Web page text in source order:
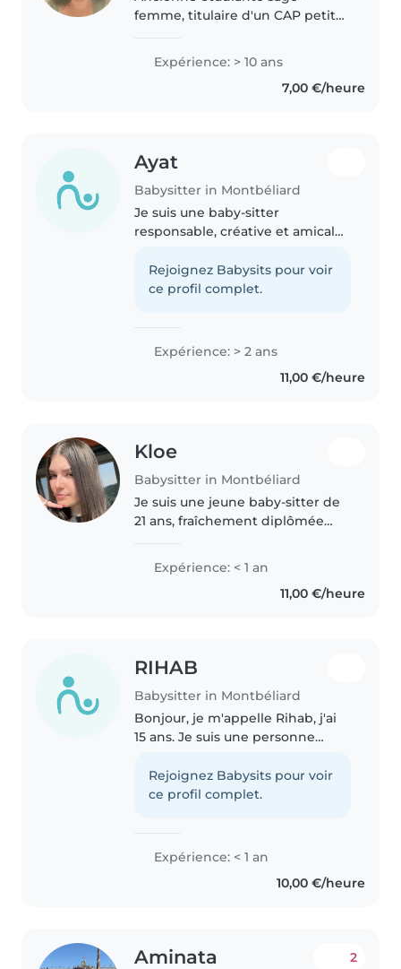
femme, titulaire d'un CAP petite
qu'Atsem, dans les crèches, en
animation et en tant que
nounou chez des particuliers, je
Expérience: > 10 ans
7,00 €/heure
Ayat
Babysitter in Montbéliard
Je suis une baby-sitter
responsable, créative et amicale
garde d'enfants, principalement
avec des enfants en bas âge,
Rejoignez Babysits pour voir
ce profil complet.
Expérience: > 2 ans
11,00 €/heure
Kloe
Babysitter in Montbéliard
Je suis une jeune baby-sitter de
21 ans, fraîchement diplômée
en formation CAP AEPE ( petite
enfance ). Bien que je n'aie pas
d'expérience professionnelle,..
Expérience: < 1 an
11,00 €/heure
RIHAB
Babysitter in Montbéliard
Bonjour, je m'appelle Rihab, j'ai
15 ans. Je suis une personne
l'écoute. J'adore les enfants et
j'aime passer du temps avec eux,
Rejoignez Babysits pour voir
ce profil complet.
Expérience: < 1 an
10,00 €/heure
Aminata 2